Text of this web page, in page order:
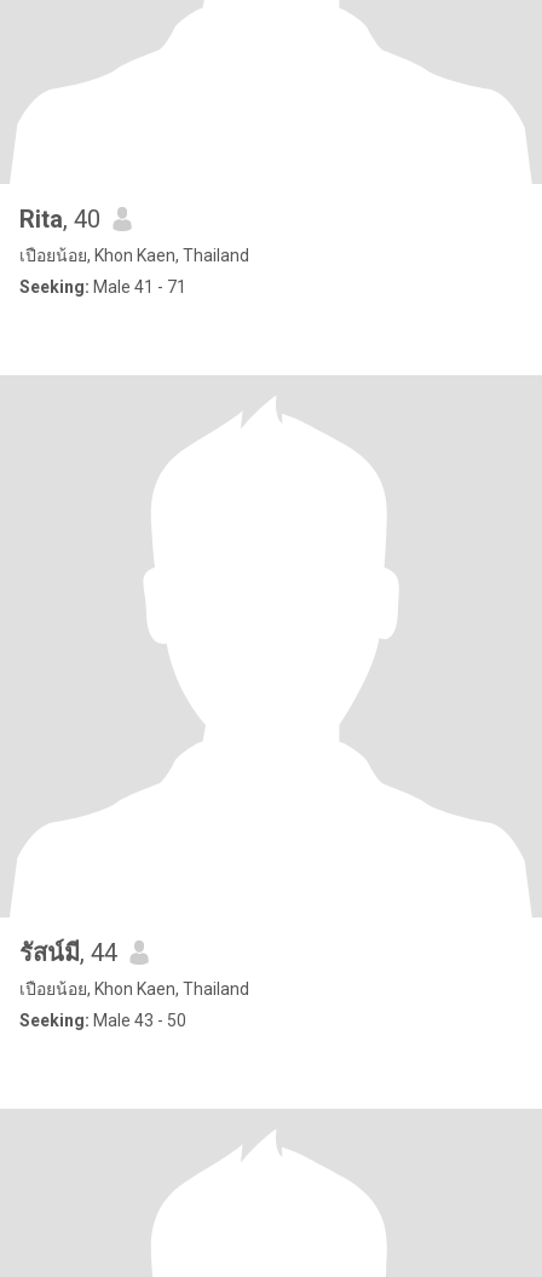
Rita, 40
เปือยน้อย, Khon Kaen, Thailand
Seeking: Male 41 - 71
รัสน์มี, 44
เปือยน้อย, Khon Kaen, Thailand
Seeking: Male 43 - 50